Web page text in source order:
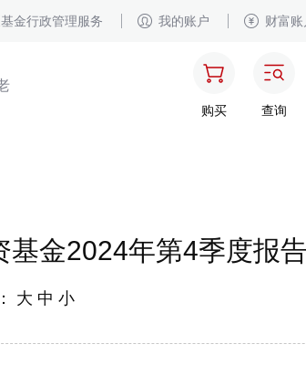
金行政管理服务 我的账户 财富账
购买 查询
金2024年第4季度报告
大 中 小